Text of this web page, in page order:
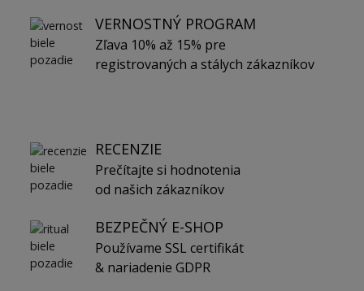
VERNOSTNÝ PROGRAM
Zľava 10% až 15% pre
registrovaných a stálych zákazníkov
RECENZIE
Prečítajte si hodnotenia
od našich zákazníkov
BEZPEČNÝ E-SHOP
Používame SSL certifikát
& nariadenie GDPR